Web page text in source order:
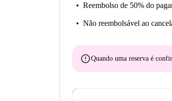
Reembolso de 50% do
Não reembolsável ao
errorQuando uma reserva é